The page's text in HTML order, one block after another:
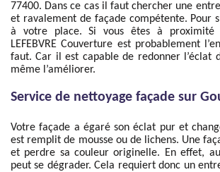
77400. Dans ce cas il faut chercher une
et ravalement de façade compétente. Pour
à votre place. Si vous êtes à proximité
LEFEBVRE Couverture est probablement
faut. Car il est capable de redonner l’éclat
même l’améliorer.
Service de nettoyage façade sur
Votre façade a égaré son éclat pur et
est remplit de mousse ou de lichens. Une
et perdre sa couleur originelle. En effet,
peut se dégrader. Cela requiert donc un